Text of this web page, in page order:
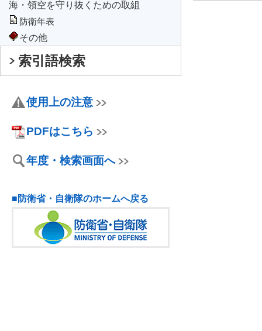
海・領空を守り抜くための取組
防衛年表
その他
索引語検索
使用上の注意
PDFはこちら
年度・検索画面へ
■防衛省・自衛隊のホームへ戻る